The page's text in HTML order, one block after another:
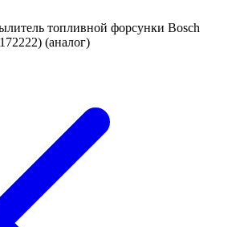
топливной форсунки Bosch
(аналог)